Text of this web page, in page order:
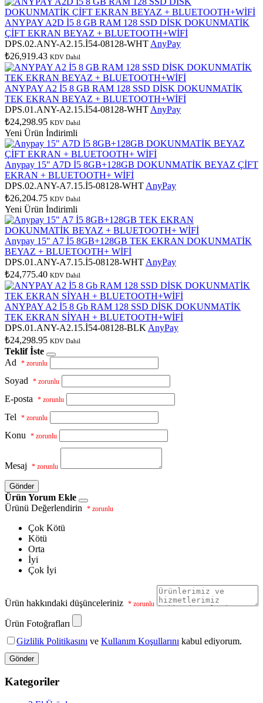
ANYPAY A2D İ5 8 GB RAM 128 SSD DİSK DOKUNMATİK
ÇİFT EKRAN BEYAZ + BLUETOOTH+WİFİ
DPS.02.ANY-A2.15.İ54-08128-WHT AnyPay
₺26,919.43 KDV Dahil
ANYPAY A2 İ5 8 GB RAM 128 SSD DİSK DOKUNMATİK
TEK EKRAN BEYAZ + BLUETOOTH+WİFİ
DPS.01.ANY-A2.15.İ54-08128-WHT AnyPay
₺24,298.95 KDV Dahil
Yeni Ürün İndirimli
Anypay 15" A7D İ5 8GB+128GB DOKUNMATİK BEYAZ ÇİFT
EKRAN + BLUETOOTH+ WİFİ
DPS.02.ANY-A7.15.İ5-08128-WHT AnyPay
₺26,204.75 KDV Dahil
Yeni Ürün İndirimli
Anypay 15" A7 İ5 8GB+128GB TEK EKRAN DOKUNMATİK
BEYAZ + BLUETOOTH+ WİFİ
DPS.01.ANY-A7.15.İ5-08128-WHT AnyPay
₺24,775.40 KDV Dahil
ANYPAY A2 İ5 8 Gb RAM 128 SSD DİSK DOKUNMATİK
TEK EKRAN SİYAH + BLUETOOTH+WİFİ
DPS.01.ANY-A2.15.İ54-08128-BLK AnyPay
₺24,298.95 KDV Dahil
Teklif İste
Ad
* zorunlu
Soyad * zorunlu
E-posta * zorunlu
Tel * zorunlu
Konu * zorunlu
Mesaj * zorunlu
Gönder
Ürün Yorum Ekle
Ürünü Değerlendirin
* zorunlu
Çok Kötü
Kötü
Orta
İyi
Çok İyi
Ürün hakkındaki düşünceleriniz * zorunlu
Ürün Fotoğrafları
Gizlilik Politikasını ve Kullanım Koşullarını kabul ediyorum.
Gönder
Kategoriler